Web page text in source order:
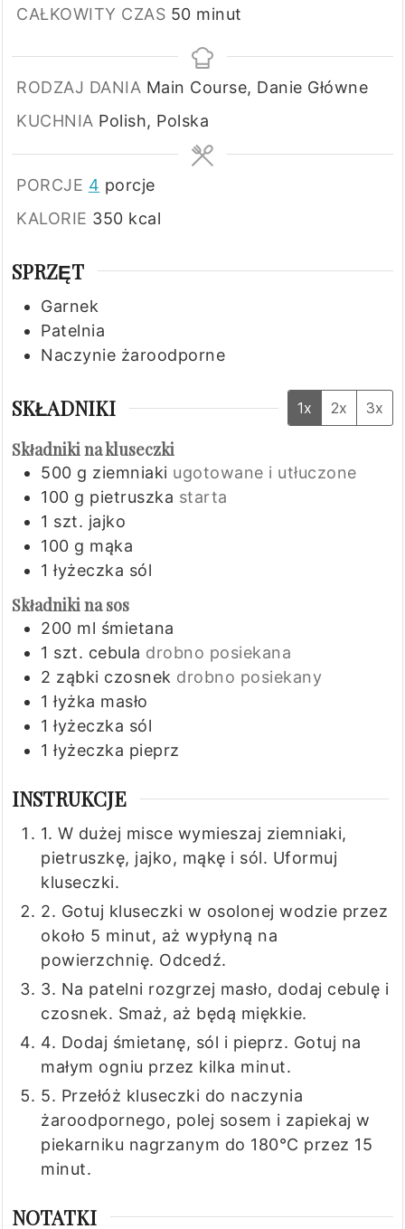
CAŁKOWITY CZAS 50minuty
minut
RODZAJ DANIA Main Course, Danie Główne
KUCHNIA Polish, Polska
PORCJE 4 porcje
KALORIE 350 kcal
SPRZĘT
Garnek
Patelnia
Naczynie żaroodporne
SKŁADNIKI 1x 2x 3x
Składniki na kluseczki
500 g ziemniaki ugotowane i utłuczone
100 g pietruszka starta
1 szt. jajko
100 g mąka
1 łyżeczka sól
Składniki na sos
200 ml śmietana
1 szt. cebula drobno posiekana
2 ząbki czosnek drobno posiekany
1 łyżka masło
1 łyżeczka sól
1 łyżeczka pieprz
INSTRUKCJE
1. W dużej misce wymieszaj ziemniaki,
pietruszkę, jajko, mąkę i sól. Uformuj
kluseczki.
2. Gotuj kluseczki w osolonej wodzie przez
około 5 minut, aż wypłyną na
powierzchnię. Odcedź.
3. Na patelni rozgrzej masło, dodaj cebulę i
czosnek. Smaż, aż będą miękkie.
4. Dodaj śmietanę, sól i pieprz. Gotuj na
małym ogniu przez kilka minut.
5. Przełóż kluseczki do naczynia
żaroodpornego, polej sosem i zapiekaj w
piekarniku nagrzanym do 180°C przez 15
minut.
NOTATKI